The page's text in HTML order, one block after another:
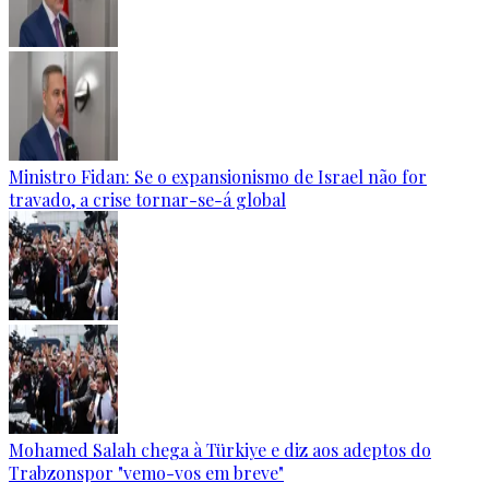
Ministro Fidan: Se o expansionismo de Israel não for
travado, a crise tornar-se-á global
Mohamed Salah chega à Türkiye e diz aos adeptos do
Trabzonspor "vemo-vos em breve"